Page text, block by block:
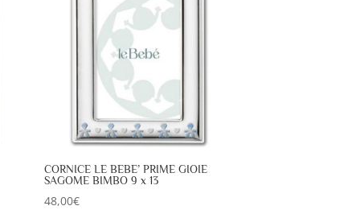
CORNICE LE BEBE’ PRIME GIOIE
SAGOME BIMBO 9 x 13
48,00€